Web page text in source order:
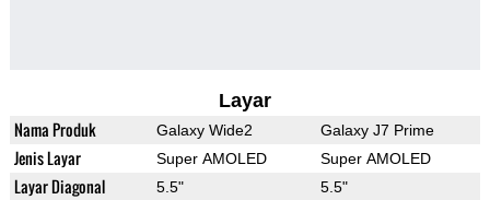
Layar
Nama Produk Galaxy Wide2 Galaxy J7 Prime
Jenis Layar Super AMOLED Super AMOLED
Layar Diagonal 5.5" 5.5"